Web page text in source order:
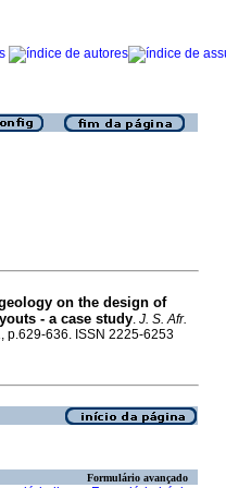
on the design of
- a case study. J. S. Afr.
p.629-636. ISSN 2225-6253
Formulário avançado